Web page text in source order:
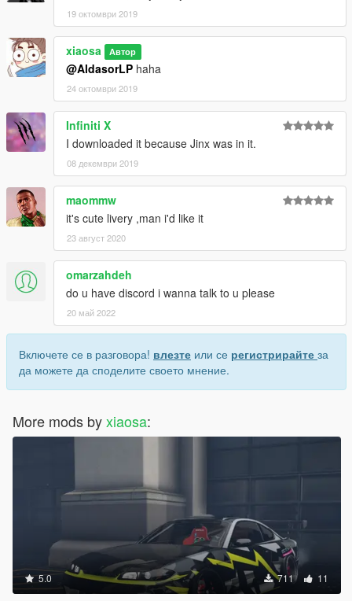
19 октомври 2019
xiaosa Автор
@AldasorLP haha
24 октомври 2019
Infiniti X
I downloaded it because Jinx was in it.
08 декември 2019
maommw
it's cute livery ,man i'd like it
23 август 2020
omarzahdeh
do u have discord i wanna talk to u please
20 май 2022
Включете се в разговора! влезте или се регистрирайте за
да можете да споделите своето мнение.
More mods byxiaosa:
5.0 711 11